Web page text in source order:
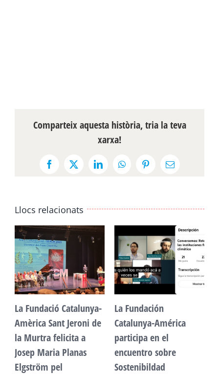
Comparteix aquesta història, tria la teva
xarxa!
Facebook
X LinkedInWhatsAppPinterestEmail:
Llocs relacionats
La Fundació Catalunya-
Amèrica Sant Jeroni de
la Murtra felicita a
Josep Maria Planas
Elgström pel
La Fundación
Catalunya-América
participa en el
encuentro sobre
Sostenibildad